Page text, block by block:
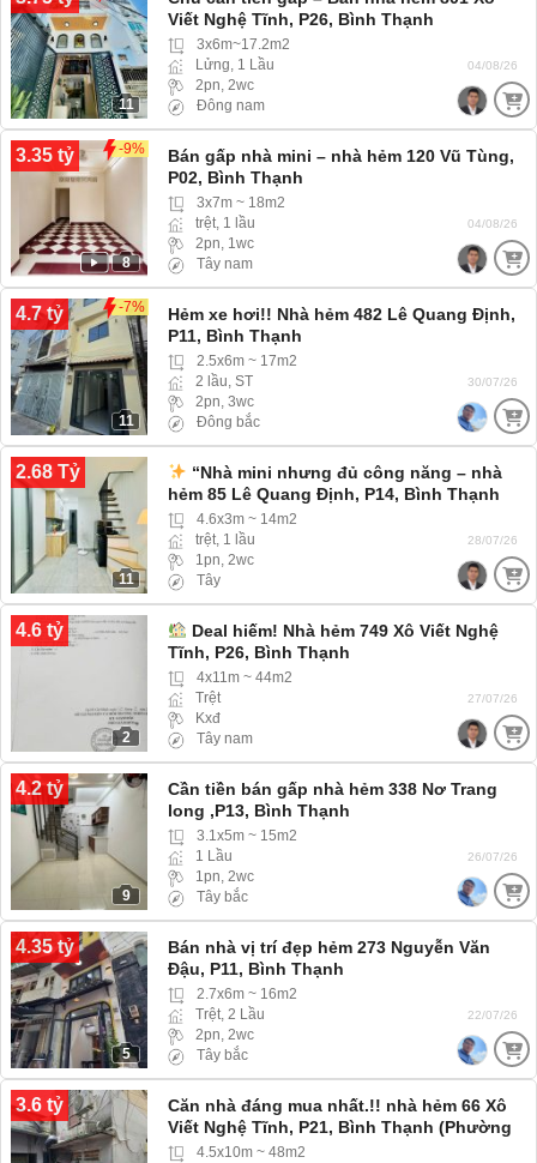
11
Viết Nghệ Tĩnh, P26, Bình Thạnh
3x6m~17.2m2
Lửng, 1 Lầu
2pn, 2wc
Đông nam
04/08/26
3.35 tỷ -9%
8
Bán gấp nhà mini – nhà hẻm 120 Vũ Tùng,
P02, Bình Thạnh
3x7m ~ 18m2
trệt, 1 lầu
2pn, 1wc
Tây nam
04/08/26
4.7 tỷ -7%
11
Hẻm xe hơi!! Nhà hẻm 482 Lê Quang Định,
P11, Bình Thạnh
2.5x6m ~ 17m2
2 lầu, ST
2pn, 3wc
Đông bắc
30/07/26
2.68 Tỷ
11
“Nhà mini nhưng đủ công năng – nhà
hẻm 85 Lê Quang Định, P14, Bình Thạnh
4.6x3m ~ 14m2
trệt, 1 lầu
1pn, 2wc
Tây
28/07/26
4.6 tỷ
2
Deal hiếm! Nhà hẻm 749 Xô Viết Nghệ
Tĩnh, P26, Bình Thạnh
4x11m ~ 44m2
Trệt
Kxđ
Tây nam
27/07/26
4.2 tỷ
9
Cần tiền bán gấp nhà hẻm 338 Nơ Trang
long ,P13, Bình Thạnh
3.1x5m ~ 15m2
1 Lầu
1pn, 2wc
Tây bắc
26/07/26
4.35 tỷ
5
Bán nhà vị trí đẹp hẻm 273 Nguyễn Văn
Đậu, P11, Bình Thạnh
2.7x6m ~ 16m2
Trệt, 2 Lầu
2pn, 2wc
Tây bắc
22/07/26
3.6 tỷ
Căn nhà đáng mua nhất.!! nhà hẻm 66 Xô
Viết Nghệ Tĩnh, P21, Bình Thạnh (Phường
Thạnh Mỹ Tây) hẻm ba gác
4.5x10m ~ 48m2